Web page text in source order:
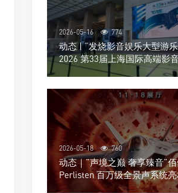
2026-05-16 774
动态 | “发烧影音娱乐大型游乐
2026 第33届上海国际高端影
2026-05-18 760
动态｜”声境之巅 奢享臻音”
Perlisten 百万级全景声系统亮
京国际音响展